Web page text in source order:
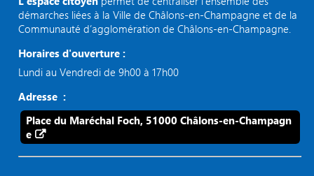
démarches liées à la Ville de Châlons-en-Champagne et de la
Communauté d’agglomération de Châlons-en-Champagne.
Horaires d'ouverture :
Lundi au Vendredi de 9h00 à 17h00
Adresse :
Place du Maréchal Foch, 51000 Châlons-en-Champagn
e